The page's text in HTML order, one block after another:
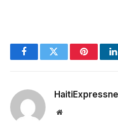
FacebookTwitter Pinterest
Website